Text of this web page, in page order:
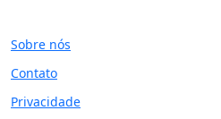
Sobre nós
Contato
Privacidade